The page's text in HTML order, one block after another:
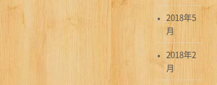
2018年5
月
2018年2
月